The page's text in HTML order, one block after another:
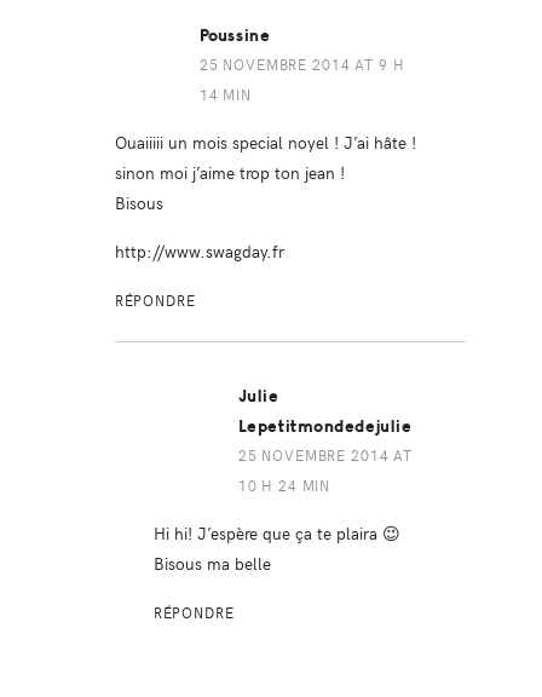
Poussine
25 NOVEMBRE 2014 AT 9 H
14 MIN
Ouaiiiii un mois special noyel ! J’ai hâte !
sinon moi j’aime trop ton jean !
Bisous
http://www.swagday.fr
RÉPONDRE
Julie
Lepetitmondedejulie
25 NOVEMBRE 2014 AT
10 H 24 MIN
Hi hi! J’espère que ça te plaira 😉
Bisous ma belle
RÉPONDRE